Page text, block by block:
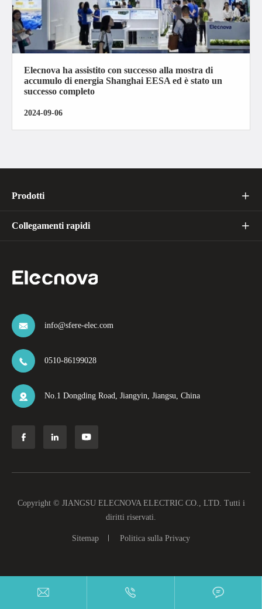
Elecnova ha assistito con successo alla mostra di
accumulo di energia Shanghai EESA ed è stato un
successo completo
2024-09-06
Prodotti 
Collegamenti rapidi 
 info@sfere-elec.com
 0510-86199028
 No.1 Dongding Road, Jiangyin, Jiangsu, China
  
Copyright © JIANGSU ELECNOVA ELECTRIC CO., LTD. Tutti i
diritti riservati.
Sitemap Politica sulla Privacy
  